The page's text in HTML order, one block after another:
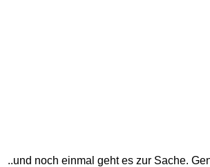
..und noch einmal geht es zur Sache.